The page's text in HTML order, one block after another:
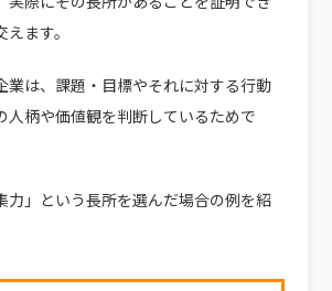
ます。
業は、課題・目標やそれに対する行動
人柄や価値観を判断しているためで
力」という長所を選んだ場合の例を紹